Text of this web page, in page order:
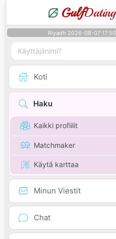
GulfDating
Riyadh 2026-08-07 17:50
Koti
Haku
Kaikki profiilit
Matchmaker
Käytä karttaa
Minun Viestit
Chat